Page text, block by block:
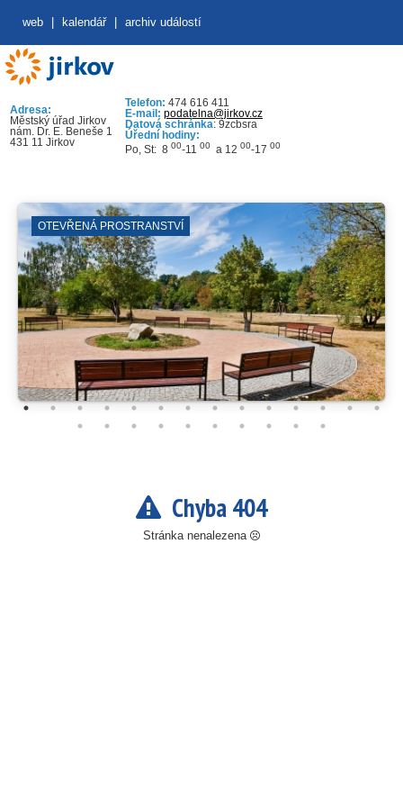
web kalendář archiv událostí
Adresa:
Městský úřad Jirkov
nám. Dr. E. Beneše 1
431 11 Jirkov
Telefon: 474 616 411
E-mail: podatelna@jirkov.cz
Datová schránka: 9zcbsra
Úřední hodiny:
Po, St: 8 00-11 00 a 12 00-17 00
OTEVŘENÁ PROSTRANSTVÍ
Chyba 404
Stránka nenalezena